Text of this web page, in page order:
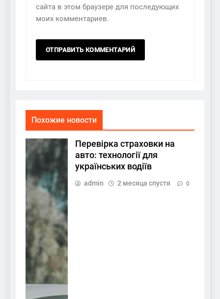
сайта в этом браузере для последующих
моих комментариев.
Похожие новости
Перевірка страховки на
авто: технології для
українських водіїв
admin 2 месяца спустя 0